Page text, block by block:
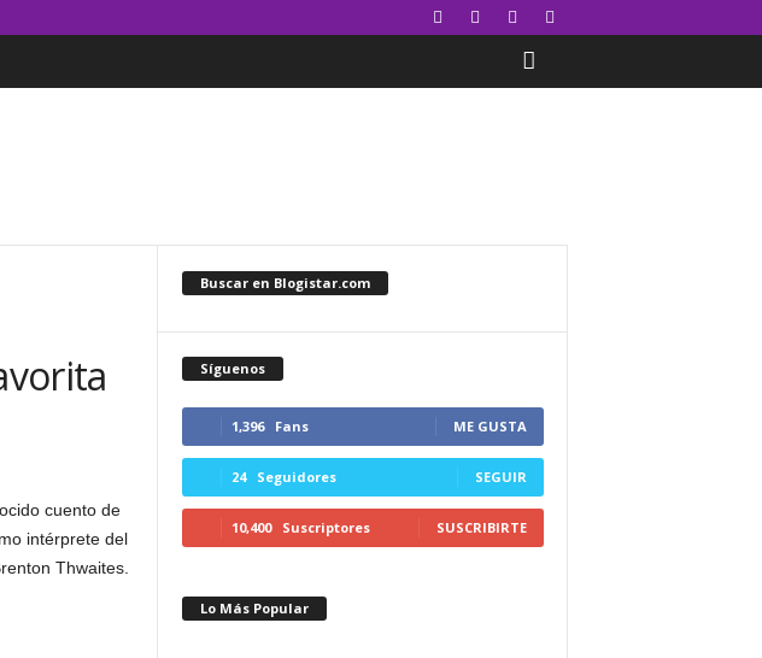
cuento de
intérprete del
Thwaites.
Buscar en Blogistar.com
Síguenos
1,396 Fans ME GUSTA
24 Seguidores SEGUIR
10,400 Suscriptores SUSCRIBIRTE
Lo Más Popular